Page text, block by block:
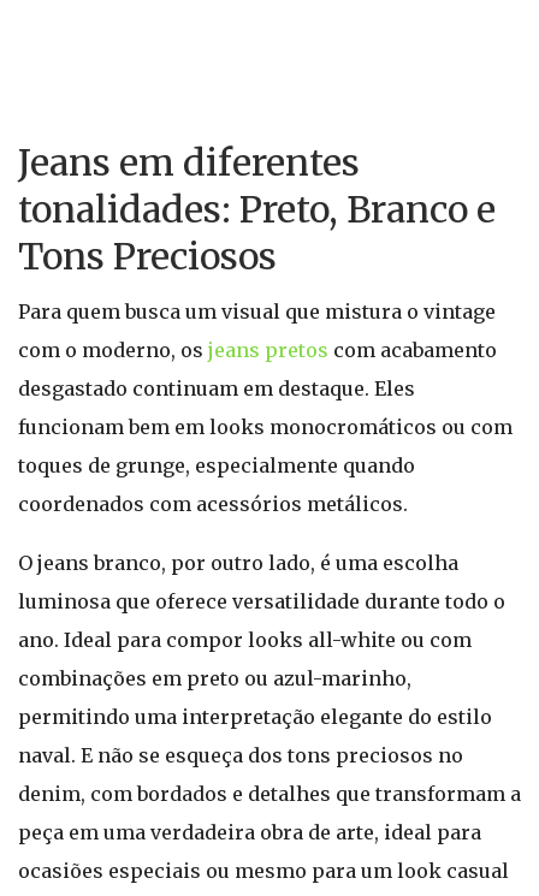
Jeans em diferentes
tonalidades: Preto, Branco e
Tons Preciosos
Para quem busca um visual que mistura o vintage
com o moderno, os jeans pretos com acabamento
desgastado continuam em destaque. Eles
funcionam bem em looks monocromáticos ou com
toques de grunge, especialmente quando
coordenados com acessórios metálicos.
O jeans branco, por outro lado, é uma escolha
luminosa que oferece versatilidade durante todo o
ano. Ideal para compor looks all-white ou com
combinações em preto ou azul-marinho,
permitindo uma interpretação elegante do estilo
naval. E não se esqueça dos tons preciosos no
denim, com bordados e detalhes que transformam a
peça em uma verdadeira obra de arte, ideal para
ocasiões especiais ou mesmo para um look casual